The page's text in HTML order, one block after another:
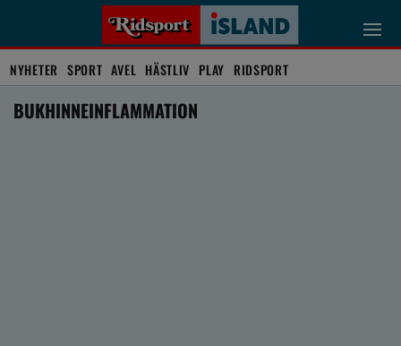
NYHETER SPORT AVEL HÄSTLIV PLAY RIDSPORT
BUKHINNEINFLAMMATION